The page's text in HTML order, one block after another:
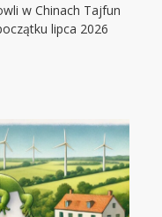
w Chinach Tajfun
lipca 2026